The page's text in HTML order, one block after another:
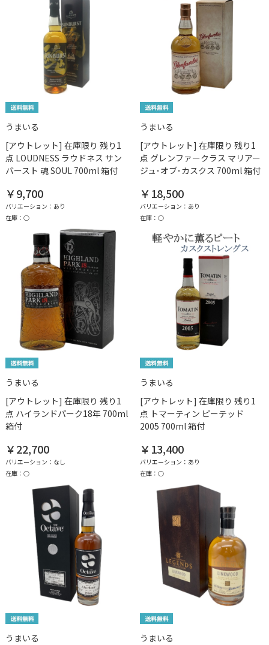
うまいる
[アウトレット] 在庫限り 残り1
点 LOUDNESS ラウドネス サン
バースト 魂 SOUL 700ml 箱付
￥9,700
バリエーション：あり
在庫：○
うまいる
[アウトレット] 在庫限り 残り1
点 グレンファークラス マリアー
ジュ･オブ･カスクス 700ml 箱付
￥18,500
バリエーション：あり
在庫：○
うまいる
[アウトレット] 在庫限り 残り1
点 ハイランドパーク18年 700ml
箱付
￥22,700
バリエーション：なし
在庫：○
うまいる
[アウトレット] 在庫限り 残り1
点 トマーティン ピーテッド
2005 700ml 箱付
￥13,400
バリエーション：あり
在庫：○
うまいる
うまいる